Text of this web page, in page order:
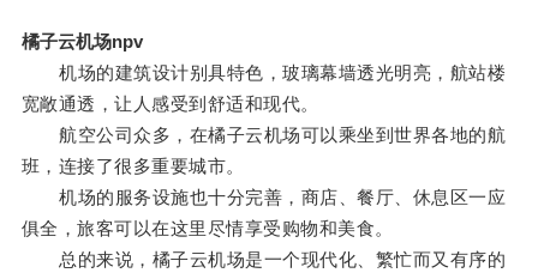
橘子云机场npv
机场的建筑设计别具特色，玻璃幕墙透光明亮，航站楼
宽敞通透，让人感受到舒适和现代。
航空公司众多，在橘子云机场可以乘坐到世界各地的航
班，连接了很多重要城市。
机场的服务设施也十分完善，商店、餐厅、休息区一应
俱全，旅客可以在这里尽情享受购物和美食。
总的来说，橘子云机场是一个现代化、繁忙而又有序的